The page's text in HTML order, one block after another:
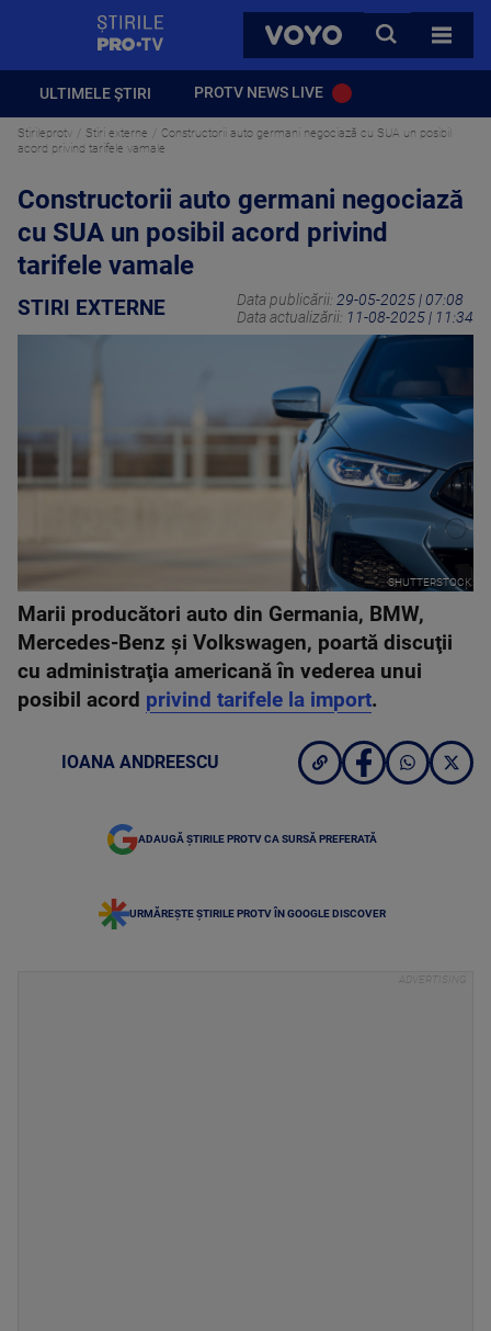
VOYO
CAUTA
TOATE
ULTIMELE ȘTIRI PROTV NEWS LIVE
Stirileprotv Stiri externe
Constructorii auto germani negociază cu SUA un posibil
acord privind tarifele vamale
Constructorii auto germani negociază
cu SUA un posibil acord privind
tarifele vamale
STIRI EXTERNE Data publicării: 29-05-2025 | 07:08
Data actualizării: 11-08-2025 | 11:34
SHUTTERSTOCK
Marii producători auto din Germania, BMW,
Mercedes-Benz şi Volkswagen, poartă discuţii
cu administraţia americană în vederea unui
posibil acord privind tarifele la import.
IOANA ANDREESCU
ADAUGĂ ȘTIRILE PROTV CA SURSĂ PREFERATĂ
URMĂREȘTE ȘTIRILE PROTV ÎN GOOGLE DISCOVER